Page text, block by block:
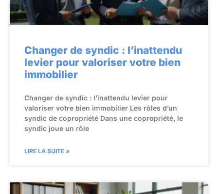
Changer de syndic : l’inattendu
levier pour valoriser votre bien
immobilier
Changer de syndic : l’inattendu levier pour
valoriser votre bien immobilier Les rôles d’un
syndic de copropriété Dans une copropriété, le
syndic joue un rôle
LIRE LA SUITE »